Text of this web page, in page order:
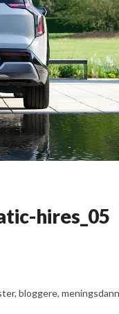
hires_05
bloggere,